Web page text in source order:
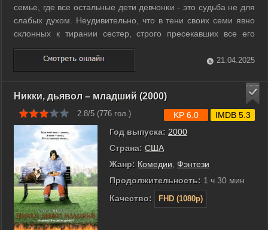
семье, где все остальные дети девчонки - это судьба не для
слабых духом. Неудивительно, что в тени своих семи явно
склонных к тирании сестер, строго пресекавших все его
попытки завести романтические отношения, парень вырос
жутким невротиком с кучей комплексов. Барри уже глубоко
за тридцать, он ...
21.04.2025
Никки, дьявол – младший (2000)
2.8/5 (776 гол.)
Год выпуска: 2000
Страна: США
Жанр: Комедии Фэнтези
Продолжительность: 1 ч 30 мин
Качество:
FHD (1080p)
KP 6.0 IMDB 5.3